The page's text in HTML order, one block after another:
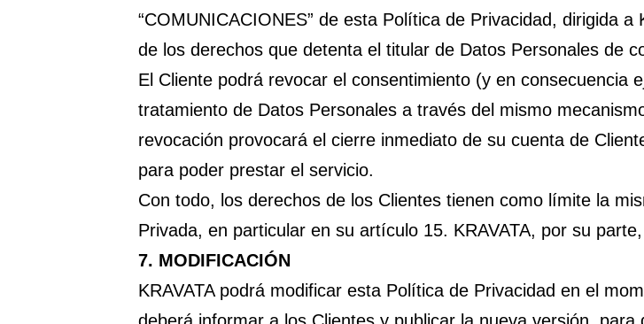
“COMUNICACIONES” de esta Política de Privacidad, dirigida
de los derechos que detenta el titular de Datos Personales de
El Cliente podrá revocar el consentimiento (y en consecuencia
tratamiento de Datos Personales a través del mismo
revocación provocará el cierre inmediato de su cuenta de
para poder prestar el servicio.
Con todo, los derechos de los Clientes tienen como límite la
Privada, en particular en su artículo 15. KRAVATA, por su
7. MODIFICACIÓN
KRAVATA podrá modificar esta Política de Privacidad en el